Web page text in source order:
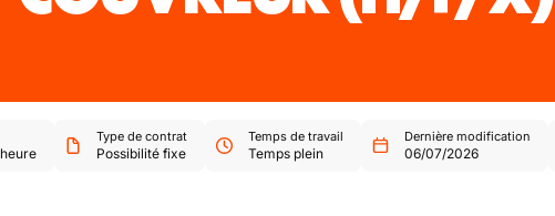
heure
Type de contrat
Possibilité fixe
Temps de travail
Temps plein
Dernière modification
06/07/2026